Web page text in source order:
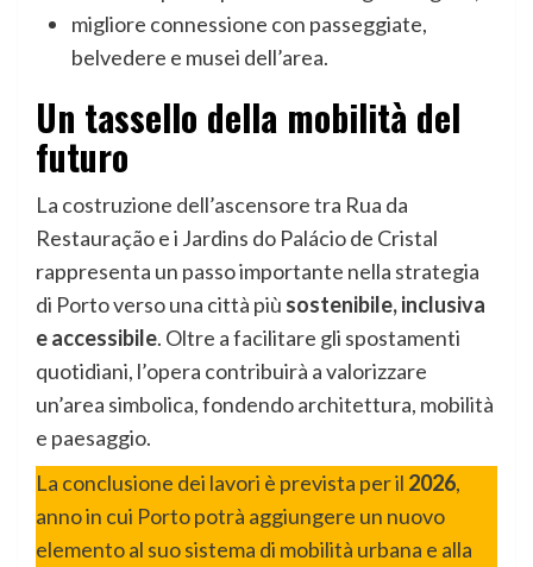
migliore connessione con passeggiate,
belvedere e musei dell’area.
Un tassello della mobilità del
futuro
La costruzione dell’ascensore tra Rua da
Restauração e i Jardins do Palácio de Cristal
rappresenta un passo importante nella strategia
di Porto verso una città più sostenibile, inclusiva
e accessibile. Oltre a facilitare gli spostamenti
quotidiani, l’opera contribuirà a valorizzare
un’area simbolica, fondendo architettura, mobilità
e paesaggio.
La conclusione dei lavori è prevista per il 2026,
anno in cui Porto potrà aggiungere un nuovo
elemento al suo sistema di mobilità urbana e alla